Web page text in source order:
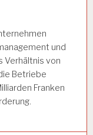
und
Verhältnis von
Betriebe
Franken